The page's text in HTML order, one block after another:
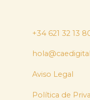
+34 621 32 13
Aviso Legal
Política de